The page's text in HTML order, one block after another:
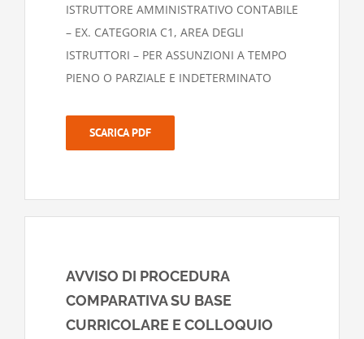
ISTRUTTORE AMMINISTRATIVO CONTABILE
– EX. CATEGORIA C1, AREA DEGLI
ISTRUTTORI – PER ASSUNZIONI A TEMPO
PIENO O PARZIALE E INDETERMINATO
SCARICA PDF
AVVISO DI PROCEDURA
COMPARATIVA SU BASE
CURRICOLARE E COLLOQUIO